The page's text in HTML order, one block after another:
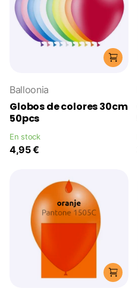
Balloonia
Globos de colores 30cm
50pcs
En stock
4,95 €